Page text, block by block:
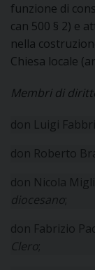
DOVE
PRIVACY
COOKIE
funzione di
can 500 § 2) e
nella
Chiesa locale
Membri di
don Luigi Fabbri,
don Roberto
don Nicola
diocesano;
don Fabrizio
Clero;